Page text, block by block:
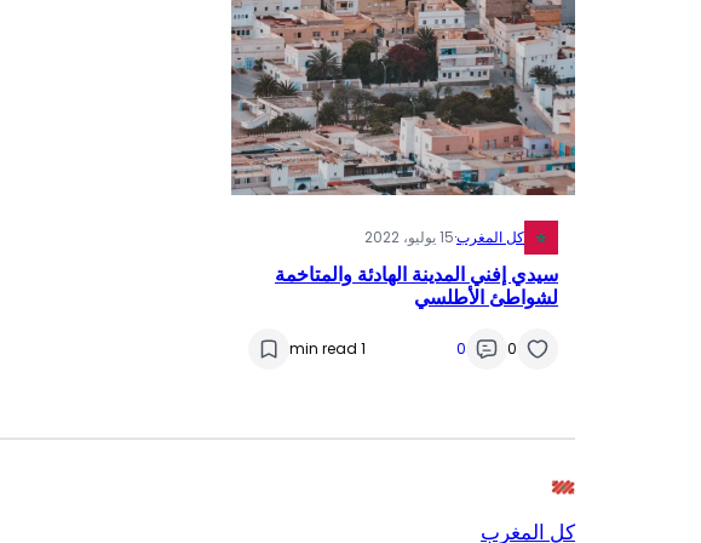
كل المغرب·15 يوليو، 2022
سيدي إفني المدينة الهادئة والمتاخمة
لشواطئ الأطلسي
0
0
1 min read
كل المغرب